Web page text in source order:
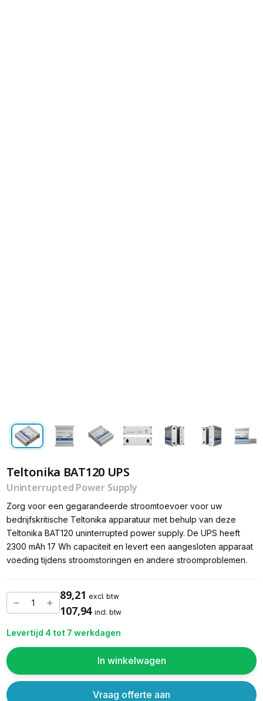
Teltonika BAT120 UPS
Uninterrupted Power Supply
Zorg voor een gegarandeerde stroomtoevoer voor uw
bedrijfskritische Teltonika apparatuur met behulp van deze
Teltonika BAT120 uninterrupted power supply. De UPS heeft
2300 mAh 17 Wh capaciteit en levert een aangesloten apparaat
voeding tijdens stroomstoringen en andere stroomproblemen.
89,21 excl. btw
107,94 incl. btw
Levertijd 4 tot 7 werkdagen
In winkelwagen
Vraag offerte aan